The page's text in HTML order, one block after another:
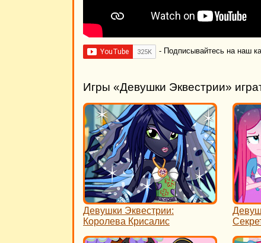
- Подписывайтесь на наш
Игры «Девушки Эквестрии»
Девушки Эквестрии:
Королева Крисалис